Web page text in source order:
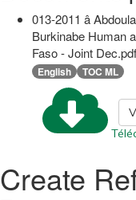
013-2011 â
Burkinabe Human
Faso - Joint Dec.pdf
English TOC ML
Create